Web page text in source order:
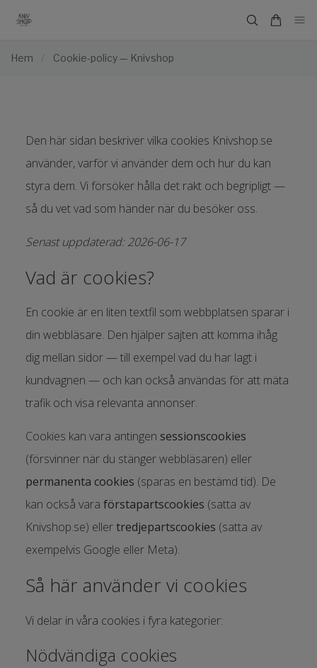
Hem / Cookie-policy — Knivshop
Den här sidan beskriver vilka cookies Knivshop.se
använder, varför vi använder dem och hur du kan
styra dem. Vi försöker hålla det rakt och begripligt —
så du vet vad som händer när du besöker oss.
Senast uppdaterad: 2026-06-17
Vad är cookies?
En cookie är en liten textfil som webbplatsen sparar i
din webbläsare. Den hjälper sajten att komma ihåg
dig mellan sidor — till exempel vad du har lagt i
kundvagnen — och kan också användas för att mäta
trafik och visa relevanta annonser.
Cookies kan vara antingen sessionscookies
(försvinner när du stänger webbläsaren) eller
permanenta cookies (sparas en bestämd tid). De
kan också vara förstapartscookies (satta av
Knivshop.se) ellertredjepartscookies (satta av
exempelvis Google eller Meta).
Så här använder vi cookies
Vi delar in våra cookies i fyra kategorier:
Nödvändiga cookies